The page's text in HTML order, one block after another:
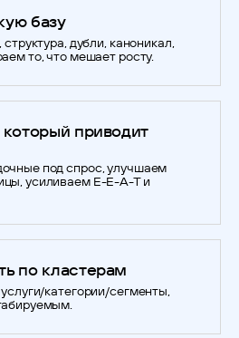
базу
дубли, каноникал,
то, что мешает росту.
приводит
под спрос, улучшаем
усиливаем E-E-A-T и
по кластерам
категории/сегменты,